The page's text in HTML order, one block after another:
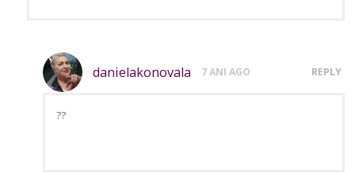
danielakonovala 7 ANI AGO REPLY
??